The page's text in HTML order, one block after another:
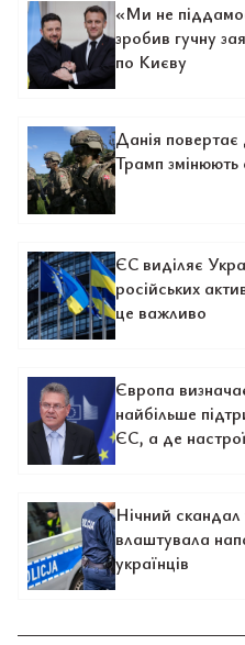
«Ми не
зробив гучну
по Києву
Данія повертає
Трамп змінюють
ЄС виділяє
російських
це важливо
Європа
найбільше
ЄС, а де
Нічний
влаштувала
українців